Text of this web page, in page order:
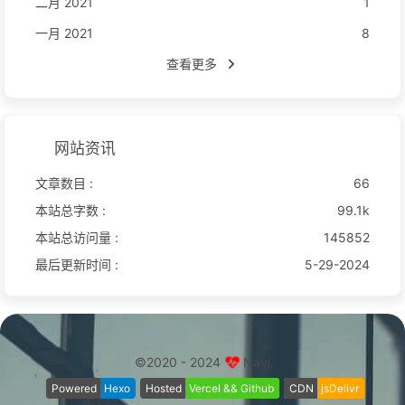
一月 2021
8
查看更多
网站资讯
文章数目 :
66
本站总字数 :
99.1k
本站总访问量 :
145852
最后更新时间 :
5-29-2024
©2020 - 2024 Navi
Powered Hexo Hosted Vercel && Github CDN jsDelivr